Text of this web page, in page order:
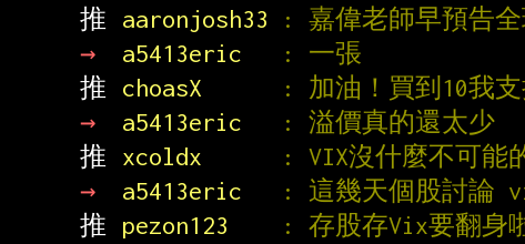
推
aaronjosh33 : 嘉偉老師早預告
→
a5413eric : 一張
推
choasX : 加油！買到10我
→
a5413eric : 溢價真的還太少
推
xcoldx : VIX沒什麼不可能
→
a5413eric : 這幾天個股討論
推
pezon123 : 存股存Vix要翻身